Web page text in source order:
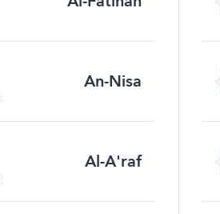
An-Nisa
Al-A'raf